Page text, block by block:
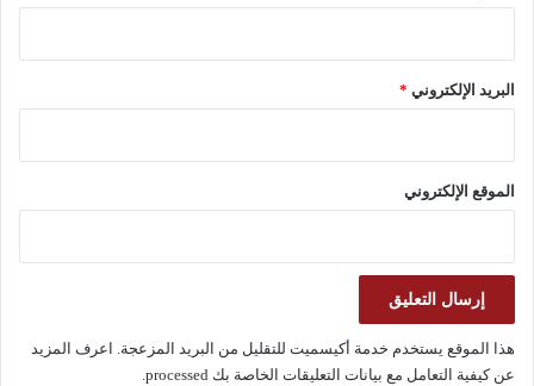
البريد الإلكتروني *
الموقع الإلكتروني
هذا الموقع يستخدم خدمة أكيسميت للتقليل من البريد المزعجة. اعرف المزيد
عن كيفية التعامل مع بيانات التعليقات الخاصة بك processed
.